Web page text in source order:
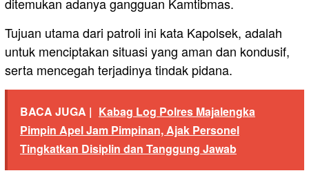
ditemukan adanya gangguan Kamtibmas.
Tujuan utama dari patroli ini kata Kapolsek, adalah
untuk menciptakan situasi yang aman dan kondusif,
serta mencegah terjadinya tindak pidana.
BACA JUGA | Kabag Log Polres Majalengka
Pimpin Apel Jam Pimpinan, Ajak Personel
Tingkatkan Disiplin dan Tanggung Jawab